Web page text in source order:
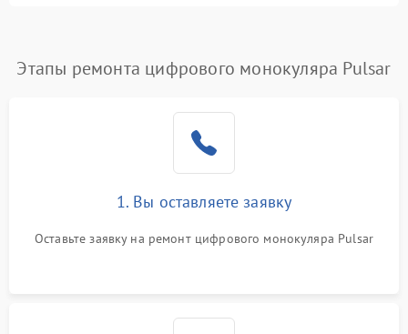
500 ₽
1500 ₽
изображения
1000 ₽ Подробнее →
Этапы ремонта цифрового монокуляра Pulsar
1. Вы оставляете заявку
Оставьте заявку на ремонт цифрового монокуляра Pulsar